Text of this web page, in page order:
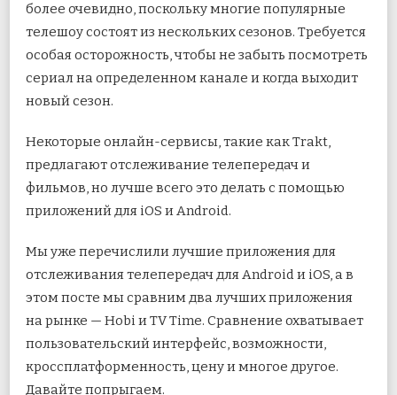
более очевидно, поскольку многие популярные
телешоу состоят из нескольких сезонов. Требуется
особая осторожность, чтобы не забыть посмотреть
сериал на определенном канале и когда выходит
новый сезон.
Некоторые онлайн-сервисы, такие как Trakt,
предлагают отслеживание телепередач и
фильмов, но лучше всего это делать с помощью
приложений для iOS и Android.
Мы уже перечислили лучшие приложения для
отслеживания телепередач для Android и iOS, а в
этом посте мы сравним два лучших приложения
на рынке — Hobi и TV Time. Сравнение охватывает
пользовательский интерфейс, возможности,
кроссплатформенность, цену и многое другое.
Давайте попрыгаем.